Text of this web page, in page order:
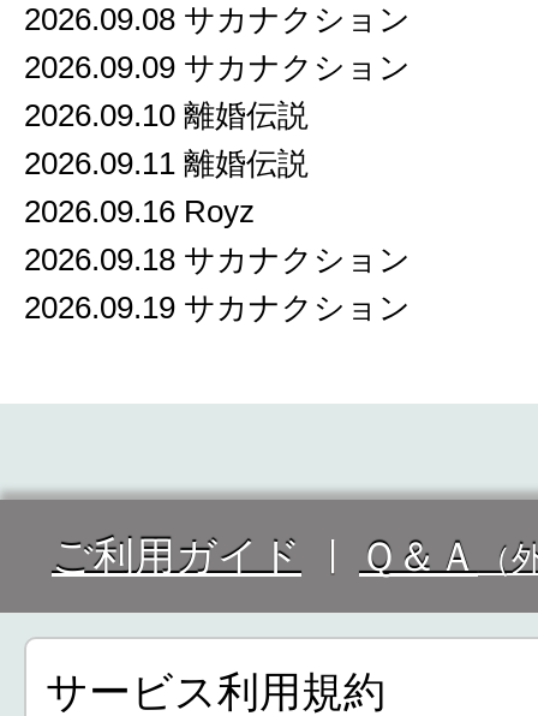
2026.09.08 サカナクション
2026.09.09 サカナクション
2026.09.10 離婚伝説
2026.09.11 離婚伝説
2026.09.16 Royz
2026.09.18 サカナクション
2026.09.19 サカナクション
ご利用ガイド Ｑ＆Ａ （
サービス利用規約